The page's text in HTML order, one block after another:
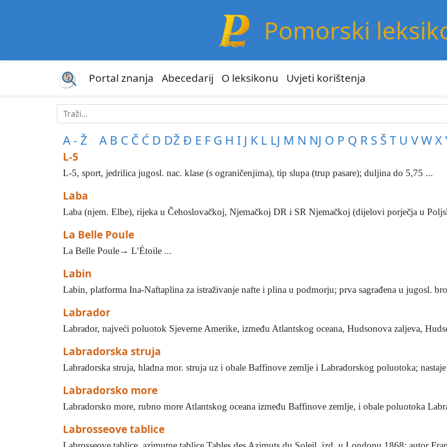
Pomorski
Portal znanja Abecedarij O leksikonu Uvjeti korištenja
A - Ž A B C Č Ć D DŽ Đ E F G H I J K L LJ M N NJ O P Q R S Š T U VWX
L-5
L-5, sport, jedrilica jugosl. nac. klase (s ograničenjima), tip slupa (trup pasare); duljina do 5,75 ...
Laba
Laba (njem. Elbe), rijeka u Čehoslovačkoj, Njemačkoj DR i SR Njemačkoj (dijelovi porječja u
La Belle Poule
La Belle Poule→ L’Étoile ...
Labin
Labin, platforma Ina-Naftaplina za istraživanje nafte i plina u podmorju; prva sagrađena u jugosl.
Labrador
Labrador, najveći poluotok Sjeverne Amerike, između Atlantskog oceana, Hudsonova zaljeva,
Labradorska struja
Labradorska struja, hladna mor. struja uz i obale Baffinove zemlje i Labradorskog poluotoka;
Labradorsko more
Labradorsko more, rubno more Atlantskog oceana između Baffinove zemlje, i obale poluotoka
Labrosseove tablice